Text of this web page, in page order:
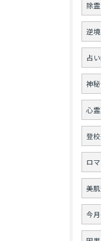
除
逆
占
神
心
登
ロ
美
今